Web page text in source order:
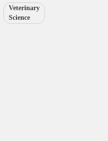
Veterinary
Science